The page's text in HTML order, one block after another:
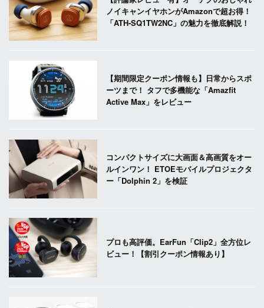
ノイキャンイヤホンがAmazonで超お得！
「ATH-SQ1TW2NC」の魅力を徹底解説！
【期間限定クーポン情報も】日常からスポ
ーツまで！ タフで多機能な「Amazfit
Active Max」をレビュー
コンパクトサイズに大画面＆高画質をオー
ルインワン！ ETOEモバイルプロジェクタ
ー「Dolphin 2」を検証
プロも高評価。EarFun「Clip2」全方位レ
ビュー！【割引クーポン情報あり】